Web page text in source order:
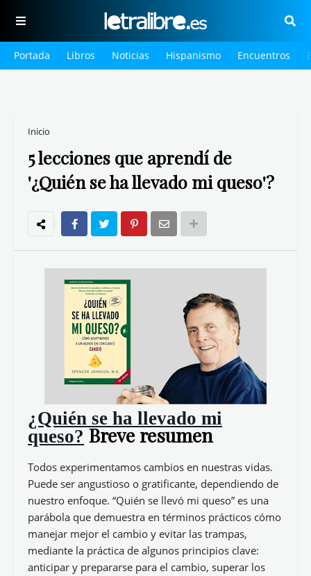
Portada Libros Noticias Hispanismo Encuentros
Inicio
5 lecciones que aprendí de
'¿Quién se ha llevado mi queso'?
¿Quién se ha llevado mi
queso?Breve resumen
Todos experimentamos cambios en nuestras vidas.
Puede ser angustioso o gratificante, dependiendo de
nuestro enfoque. “Quién se llevó mi queso” es una
parábola que demuestra en términos prácticos cómo
manejar mejor el cambio y evitar las trampas,
mediante la práctica de algunos principios clave:
anticipar y prepararse para el cambio, superar los